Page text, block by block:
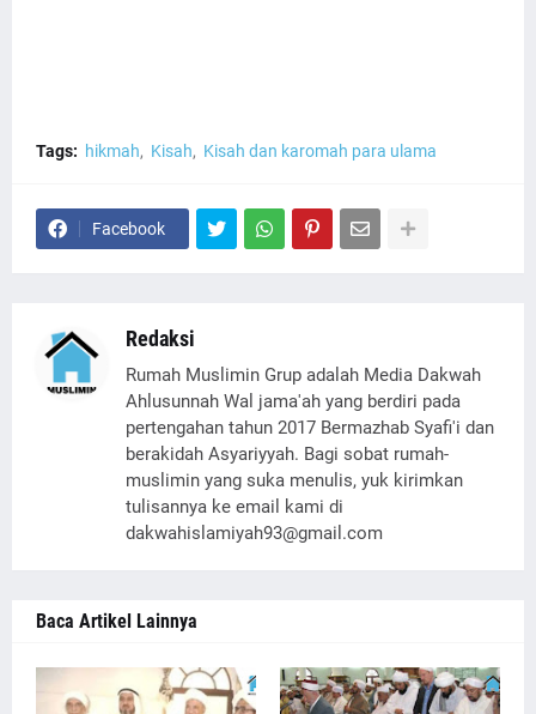
Tags: hikmah Kisah Kisah dan karomah para ulama
Facebook
Redaksi
Rumah Muslimin Grup adalah Media Dakwah
Ahlusunnah Wal jama'ah yang berdiri pada
pertengahan tahun 2017 Bermazhab Syafi'i dan
berakidah Asyariyyah. Bagi sobat rumah-
muslimin yang suka menulis, yuk kirimkan
tulisannya ke email kami di
dakwahislamiyah93@gmail.com
Baca Artikel Lainnya